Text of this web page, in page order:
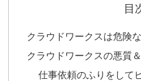
目
クラウドワークスは危険な
クラウドワークスの悪質
仕事依頼のふりをして